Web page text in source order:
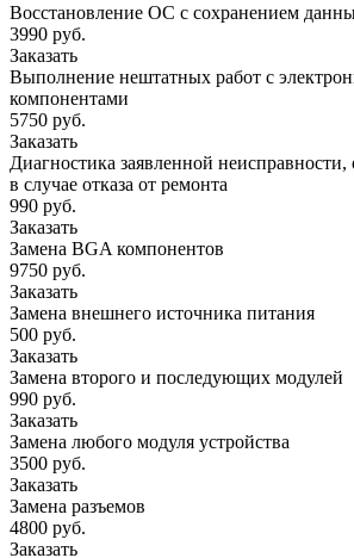
Восстановление ОС с сохранением
3990 руб.
Заказать
Выполнение нештатных работ с
компонентами
5750 руб.
Заказать
Диагностика заявленной неисправности,
в случае отказа от ремонта
990 руб.
Заказать
Замена BGA компонентов
9750 руб.
Заказать
Замена внешнего источника питания
500 руб.
Заказать
Замена второго и последующих модулей
990 руб.
Заказать
Замена любого модуля устройства
3500 руб.
Заказать
Замена разъемов
4800 руб.
Заказать